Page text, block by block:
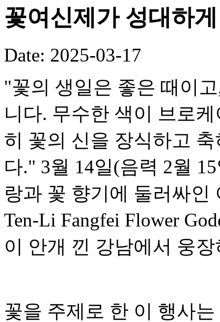
꽃여신제가 성대하
Date: 2025-03-17
"꽃의 생일은 좋은 때이
니다. 무수한 색이 브로
히 꽃의 신을 장식하고
다." 3월 14일(음력 2월
랑과 꽃 향기에 둘러싸
Ten-Li Fangfei Flower
이 안개 낀 강남에서 웅
꽃을 주제로 한 이 행사